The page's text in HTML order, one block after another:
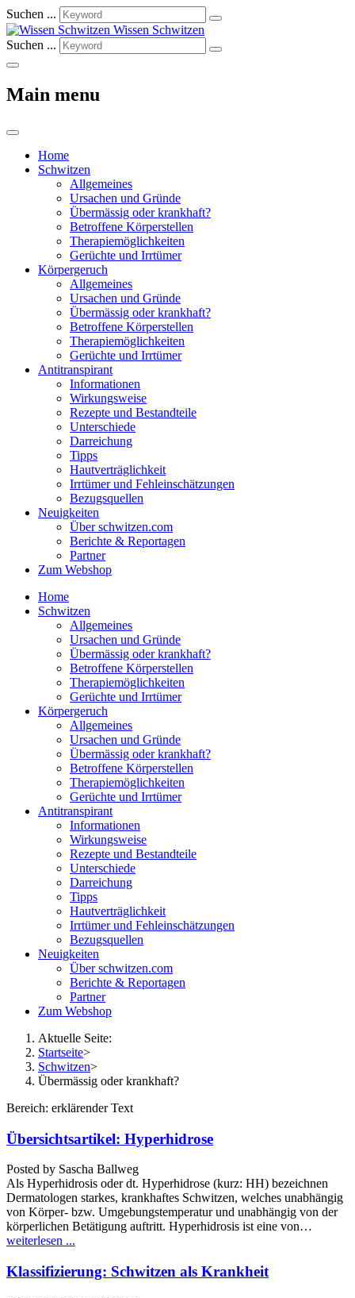
Suchen ...
Wissen Schwitzen
Suchen ...
Main menu
Home
Schwitzen
Allgemeines
Ursachen und Gründe
Übermässig oder krankhaft?
Betroffene Körperstellen
Therapiemöglichkeiten
Gerüchte und Irrtümer
Körpergeruch
Allgemeines
Ursachen und Gründe
Übermässig oder krankhaft?
Betroffene Körperstellen
Therapiemöglichkeiten
Gerüchte und Irrtümer
Antitranspirant
Informationen
Wirkungsweise
Rezepte und Bestandteile
Unterschiede
Darreichung
Tipps
Hautverträglichkeit
Irrtümer und Fehleinschätzungen
Bezugsquellen
Neuigkeiten
Über schwitzen.com
Berichte & Reportagen
Partner
Zum Webshop
Home
Schwitzen
Allgemeines
Ursachen und Gründe
Übermässig oder krankhaft?
Betroffene Körperstellen
Therapiemöglichkeiten
Gerüchte und Irrtümer
Körpergeruch
Allgemeines
Ursachen und Gründe
Übermässig oder krankhaft?
Betroffene Körperstellen
Therapiemöglichkeiten
Gerüchte und Irrtümer
Antitranspirant
Informationen
Wirkungsweise
Rezepte und Bestandteile
Unterschiede
Darreichung
Tipps
Hautverträglichkeit
Irrtümer und Fehleinschätzungen
Bezugsquellen
Neuigkeiten
Über schwitzen.com
Berichte & Reportagen
Partner
Zum Webshop
Aktuelle Seite:
Startseite>
Schwitzen>
Übermässig oder krankhaft?
Bereich: erklärender Text
Übersichtsartikel: Hyperhidrose
Posted by Sascha Ballweg
Als Hyperhidrosis oder dt. Hyperhidrose (kurz: HH) bezeichnen
Dermatologen starkes, krankhaftes Schwitzen, welches unabhängig
von Körper- bzw. Umgebungstemperatur und unabhängig von der
körperlichen Betätigung auftritt. Hyperhidrosis ist eine von…
weiterlesen ...
Klassifizierung: Schwitzen als Krankheit